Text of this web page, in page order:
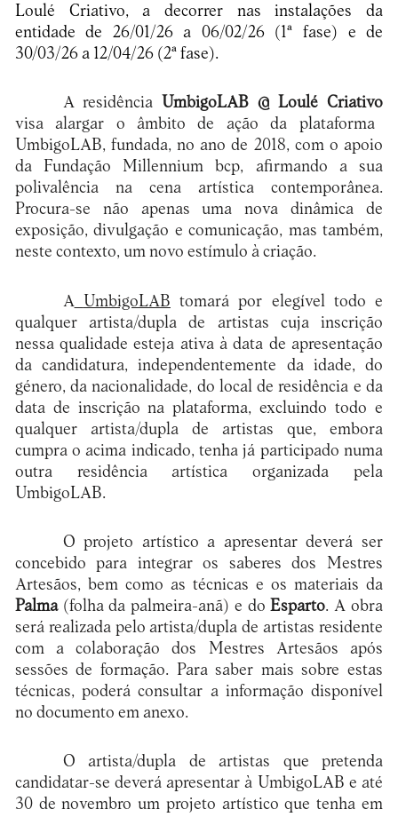
Loulé Criativo, a decorrer nas instalações da
entidade de 26/01/26 a 06/02/26 (1ª fase) e de
30/03/26 a 12/04/26 (2ª fase).
A residência
UmbigoLAB @ Loulé Criativo
visa alargar o âmbito de ação da plataforma
UmbigoLAB, fundada, no ano de 2018, com o apoio
da Fundação Millennium bcp, afirmando a sua
polivalência na cena artística contemporânea.
Procura-se não apenas uma nova dinâmica de
exposição, divulgação e comunicação, mas também,
neste contexto, um novo estímulo à criação.
A UmbigoLAB tomará por elegível todo e
qualquer artista/dupla de artistas cuja inscrição
nessa qualidade esteja ativa à data de apresentação
da candidatura, independentemente da idade, do
género, da nacionalidade, do local de residência e da
data de inscrição na plataforma, excluindo todo e
qualquer artista/dupla de artistas que, embora
cumpra o acima indicado, tenha já participado numa
outra residência artística organizada pela
UmbigoLAB.
O projeto artístico a apresentar deverá ser
concebido para integrar os saberes dos Mestres
Artesãos, bem como as técnicas e os materiais da
Palma (folha da palmeira-anã) e do Esparto. A obra
será realizada pelo artista/dupla de artistas residente
com a colaboração dos Mestres Artesãos após
sessões de formação. Para saber mais sobre estas
técnicas, poderá consultar a informação disponível
no documento em anexo.
O artista/dupla de artistas que pretenda
candidatar-se deverá apresentar à UmbigoLAB e até
30 de novembro um projeto artístico que tenha em